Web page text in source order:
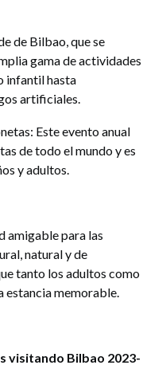
de Bilbao, que se
gama de actividades
infantil hasta
artificiales.
Este evento anual
de todo el mundo y es
y adultos.
amigable para las
natural y de
tanto los adultos como
estancia memorable.
visitando Bilbao 2023-